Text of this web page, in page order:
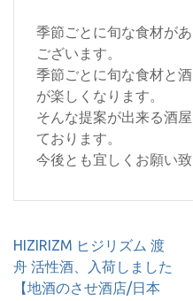
季節ごとに旬な食材が
ございます。
季節ごとに旬な食材と
が楽しくなります。
そんな提案が出来る酒
ております。
今後とも宜しくお願い致
投
稿
ナ
HIZIRIZM ヒジリズム 渡
舟 活性酒、入荷しました
【地酒のさせ酒店/日本